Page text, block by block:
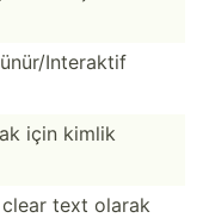
­Int­eraktif
için kimlik
text olarak